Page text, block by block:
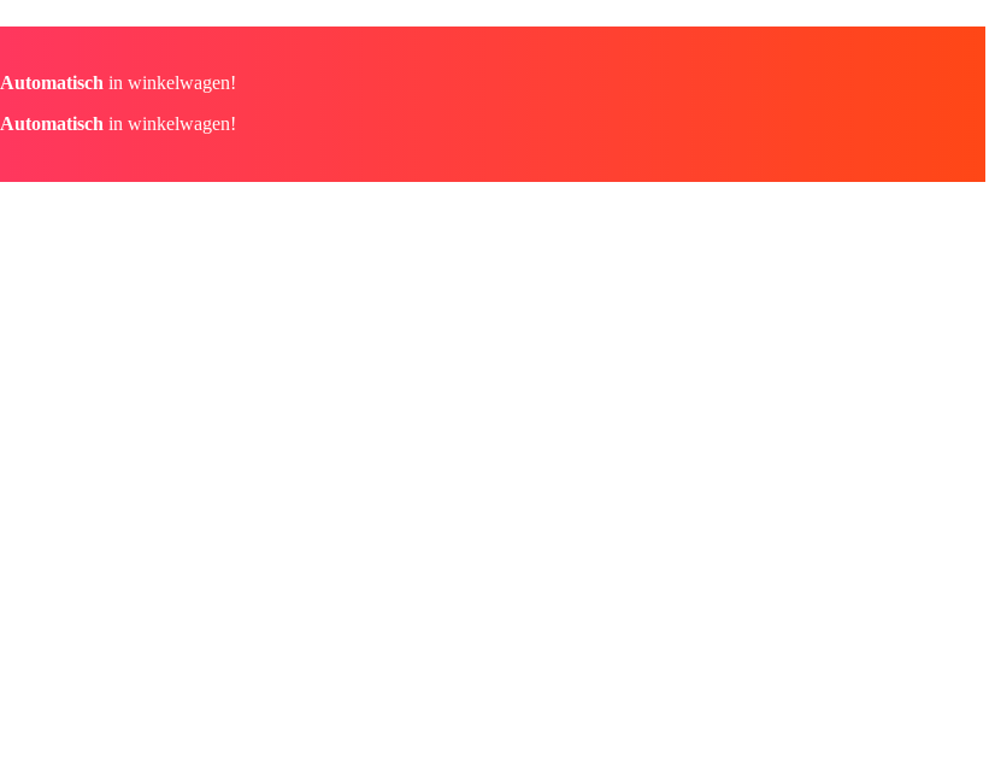
Automatisch in winkelwagen!
Automatisch in winkelwagen!